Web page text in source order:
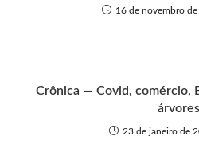
16 de novembro
Crônica — Covid, comércio,
árvores
23 de janeiro de